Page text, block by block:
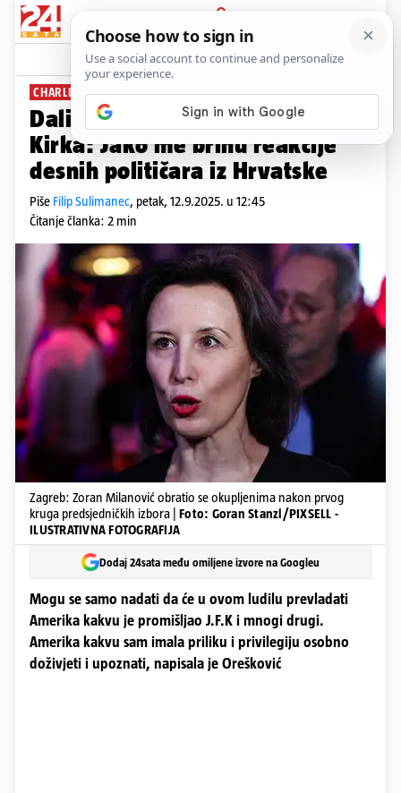
PRIJAVA
News Komentari
CHARLIE KIRK
Dalija Orešković o atentatu na
Kirka: Jako me brinu reakcije
desnih političara iz Hrvatske
Piše Filip Sulimanec, petak, 12.9.2025. u 12:45
Čitanje članka: 2 min
Zagreb: Zoran Milanović obratio se okupljenima nakon prvog
kruga predsjedničkih izbora | Foto: Goran Stanzl/PIXSELL -
ILUSTRATIVNA FOTOGRAFIJA
Dodaj 24sata među omiljene izvore na Googleu
Mogu se samo nadati da će u ovom ludilu prevladati
Amerika kakvu je promišljao J.F.K i mnogi drugi.
Amerika kakvu sam imala priliku i privilegiju osobno
doživjeti i upoznati, napisala je Orešković